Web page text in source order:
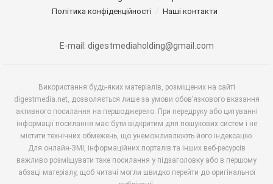
Політика конфіденційності
Наші контакти
E-mail: digestmediaholding@gmail.com
Використання будь-яких матеріалів, розміщених на сайті
digestmedia.net, дозволяється лише за умови обов’язкового вказання
активного посилання на першоджерело. При передруку або цитуванні
інформації посилання має бути відкритим для пошукових систем і не
містити технічних обмежень, що унеможливлюють його індексацію.
Для онлайн-ЗМІ, інформаційних порталів та інших веб-ресурсів
важливо розміщувати таке посилання у підзаголовку або в першому
абзаці матеріалу, щоб читачі могли швидко перейти до оригінальної